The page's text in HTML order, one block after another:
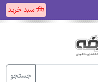
سبد خرید
جستجو